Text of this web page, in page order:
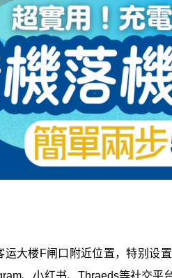
大楼F闸口附近位置，特别设
、小红书、Thraeds等社交平